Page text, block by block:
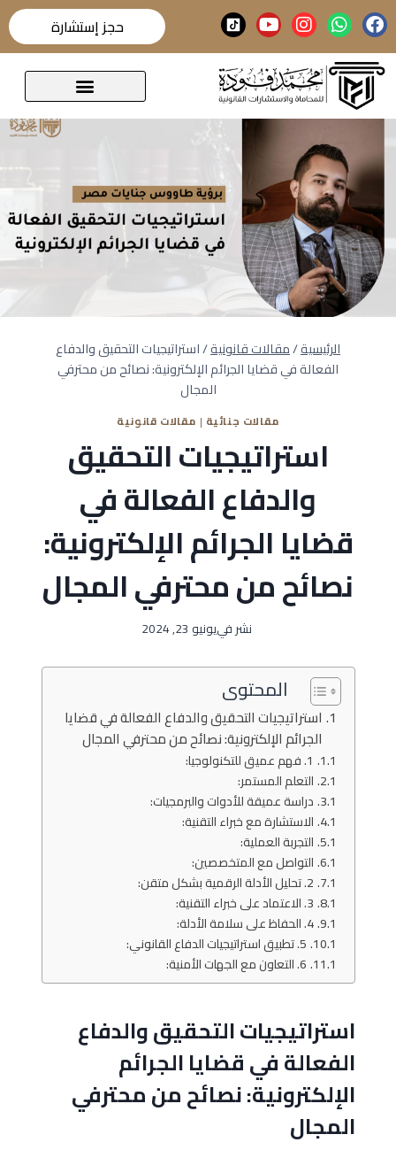
حجز إستشارة
الرئيسية/مقالات قانونية/استراتيجيات التحقيق والدفاع
الفعالة في قضايا الجرائم الإلكترونية: نصائح من محترفي
المجال
مقالات جنائية | مقالات قانونية
استراتيجيات التحقيق
والدفاع الفعالة في
قضايا الجرائم الإلكترونية:
نصائح من محترفي المجال
نشر فييونيو 23, 2024
المحتوى
استراتيجيات التحقيق والدفاع الفعالة في قضايا
الجرائم الإلكترونية: نصائح من محترفي المجال
1. فهم عميق للتكنولوجيا:
التعلم المستمر:
دراسة عميقة للأدوات والبرمجيات:
الاستشارة مع خبراء التقنية:
التجربة العملية:
التواصل مع المتخصصين:
2. تحليل الأدلة الرقمية بشكل متقن:
3. الاعتماد على خبراء التقنية:
4. الحفاظ على سلامة الأدلة:
5. تطبيق استراتيجيات الدفاع القانوني:
6. التعاون مع الجهات الأمنية:
استراتيجيات التحقيق والدفاع
الفعالة في قضايا الجرائم
الإلكترونية: نصائح من محترفي
المجال